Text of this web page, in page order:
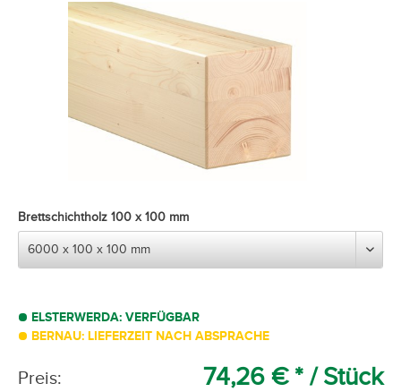
Brettschichtholz 100 x 100 mm
ELSTERWERDA: VERFÜGBAR
BERNAU: LIEFERZEIT NACH ABSPRACHE
Preis: 74,26 € * / Stück